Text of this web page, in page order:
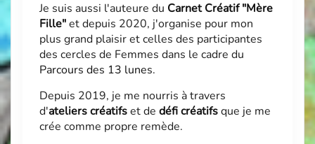
Je suis aussi l'auteure du Carnet Créatif "Mère
Fille"et depuis 2020, j'organise pour mon
plus grand plaisir et celles des participantes
des cercles de Femmes dans le cadre du
Parcours des 13 lunes.
Depuis 2019, je me nourris à travers
d'ateliers créatifset de défi créatifsque je me
crée comme propre remède.